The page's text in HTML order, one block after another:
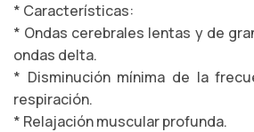
* Características:
* Ondas cerebrales lentas y de
ondas delta.
* Disminución mínima de la
respiración.
* Relajación muscular profunda.